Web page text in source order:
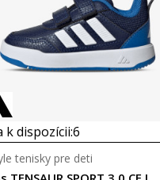
k dispozícii:6
tenisky pre deti